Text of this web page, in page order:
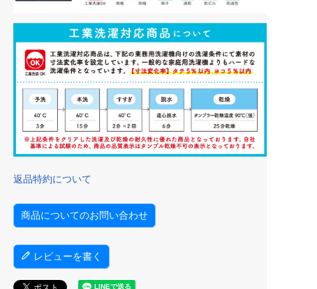
返品特約について
商品についてのお問い合わせ
レビューを書く